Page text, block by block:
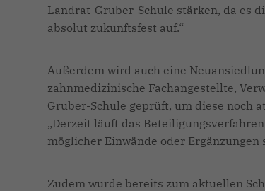
Landrat-Gruber-Schule stärken, da es
absolut zukunftsfest auf.“
Außerdem wird auch eine
zahnmedizinische Fachangestellte,
Gruber-Schule geprüft, um diese noch
Derzeit läuft das Beteiligungsverfahren
möglicher Einwände oder
Zudem wurde bereits zum aktuellen